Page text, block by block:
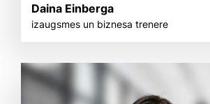
Daina Einberga
izaugsmes un biznesa trenere